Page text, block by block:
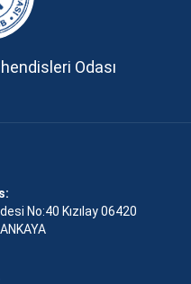
Odası
No:40 Kızılay 06420